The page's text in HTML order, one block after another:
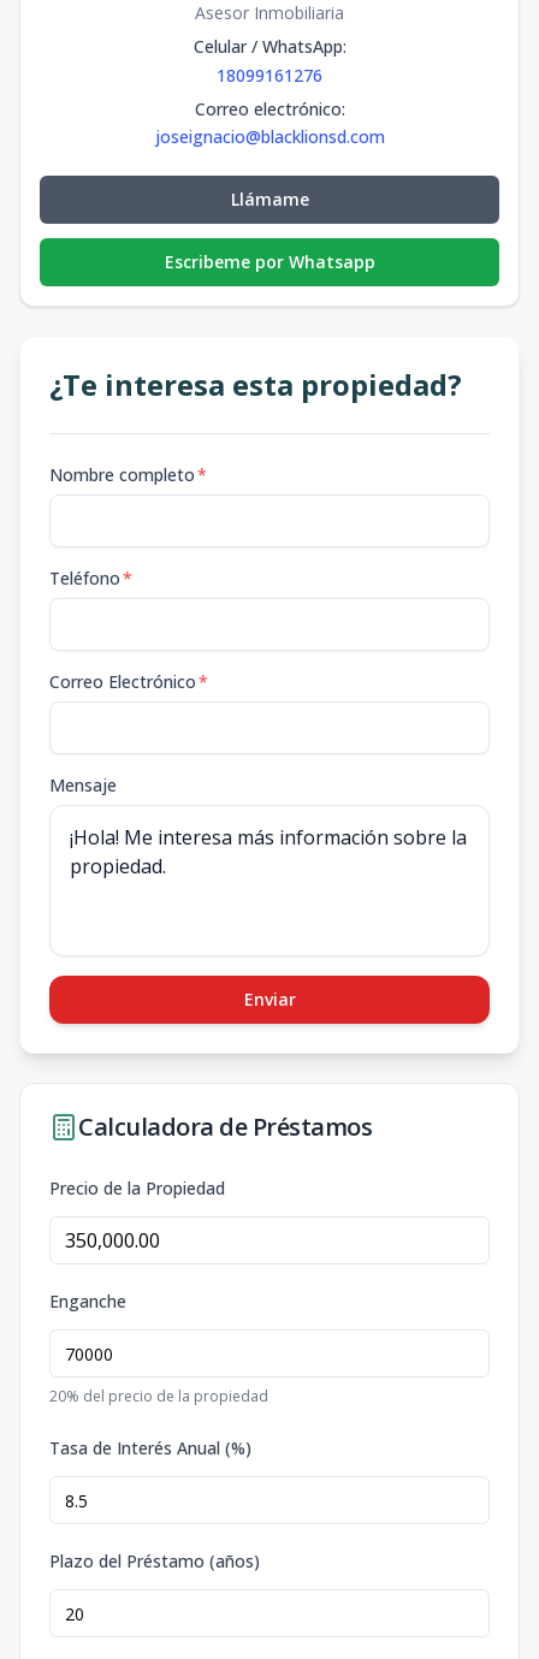
Asesor Inmobiliaria
Celular / WhatsApp:
18099161276
Correo electrónico:
joseignacio@blacklionsd.com
Llámame
Escribeme por Whatsapp
¿Te interesa esta propiedad?
Nombre completo*
Teléfono*
Correo Electrónico*
Mensaje
Enviar
Calculadora de Préstamos
Precio de la Propiedad
Enganche
20% del precio de la propiedad
Tasa de Interés Anual (%)
Plazo del Préstamo (años)